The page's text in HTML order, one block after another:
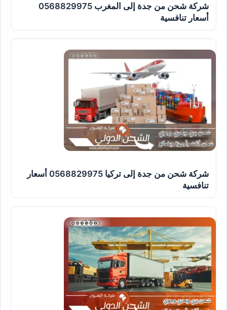
شركة شحن من جدة إلى المغرب 0568829975
أسعار تنافسية
شركة شحن من جدة إلى تركيا 0568829975 أسعار
تنافسية